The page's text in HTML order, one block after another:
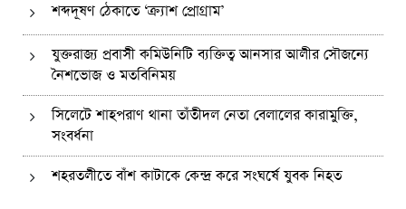
শব্দদূষণ ঠেকাতে ‘ক্র্যাশ প্রোগ্রাম’
যুক্তরাজ্য প্রবাসী কমিউনিটি ব্যক্তিত্ব আনসার আলীর সৌজন্যে
নৈশভোজ ও মতবিনিময়
সিলেটে শাহপরাণ থানা তাঁতীদল নেতা বেলালের কারামুক্তি,
সংবর্ধনা
শহরতলীতে বাঁশ কাটাকে কেন্দ্র করে সংঘর্ষে যুবক নিহত